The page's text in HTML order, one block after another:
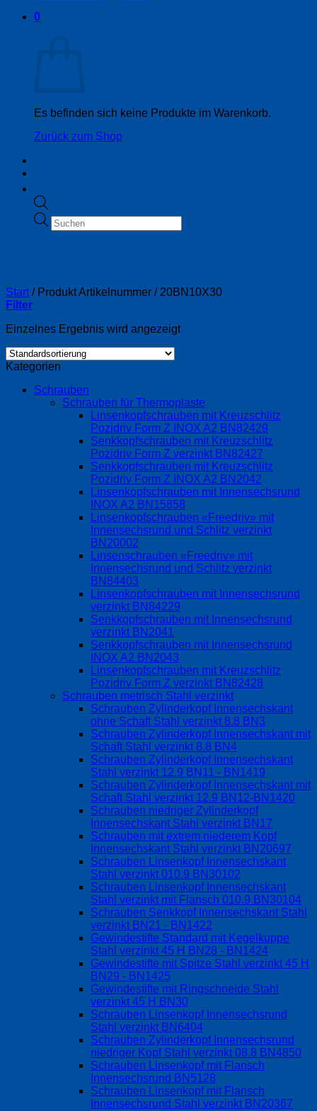
0
Es befinden sich keine Produkte im Warenkorb.
Zurück zum Shop
Products
search
Start /Produkt Artikelnummer /20BN10X30
Filter
Einzelnes Ergebnis wird angezeigt
Kategorien
Schrauben
Schrauben für Thermoplaste
Linsenkopfschrauben mit Kreuzschlitz
Pozidriv Form Z INOX A2 BN82429
Senkkopfschrauben mit Kreuzschlitz
Pozidriv Form Z verzinkt BN82427
Senkkopfschrauben mit Kreuzschlitz
Pozidriv Form Z INOX A2 BN2042
Linsenkopfschrauben mit Innensechsrund
INOX A2 BN15858
Linsenkopfschrauben «Freedriv» mit
Innensechsrund und Schlitz verzinkt
BN20002
Linsenschrauben «Freedriv» mit
Innensechsrund und Schlitz verzinkt
BN84403
Linsenkopfschrauben mit Innensechsrund
verzinkt BN84229
Senkkopfschrauben mit Innensechsrund
verzinkt BN2041
Senkkopfschrauben mit Innensechsrund
INOX A2 BN2043
Linsenkopfschrauben mit Kreuzschlitz
Pozidriv Form Z verzinkt BN82428
Schrauben metrisch Stahl verzinkt
Schrauben Zylinderkopf Innensechskant
ohne Schaft Stahl verzinkt 8.8 BN3
Schrauben Zylinderkopf Innensechskant mit
Schaft Stahl verzinkt 8.8 BN4
Schrauben Zylinderkopf Innensechskant
Stahl verzinkt 12.9 BN11 - BN1419
Schrauben Zylinderkopf Innensechskant mit
Schaft Stahl verzinkt 12.9 BN12-BN1420
Schrauben niedriger Zylinderkopf
Innensechskant Stahl verzinkt BN17
Schrauben mit extrem niederem Kopf
Innensechskant Stahl verzinkt BN20697
Schrauben Linsenkopf Innensechskant
Stahl verzinkt 010.9 BN30102
Schrauben Linsenkopf Innensechskant
Stahl verzinkt mit Flansch 010.9 BN30104
Schrauben Senkkopf Innensechskant Stahl
verzinkt BN21 - BN1422
Gewindestifte Standard mit Kegelkuppe
Stahl verzinkt 45 H BN28 - BN1424
Gewindestifte mit Spitze Stahl verzinkt 45 H
BN29 - BN1425
Gewindestifte mit Ringschneide Stahl
verzinkt 45 H BN30
Schrauben Linsenkopf Innensechsrund
Stahl verzinkt BN6404
Schrauben Zylinderkopf Innensechsrund
niedriger Kopf Stahl verzinkt 08.8 BN4850
Schrauben Linsenkopf mit Flansch
Innensechsrund BN5128
Schrauben Linsenkopf mit Flansch
Innensechsrund Stahl verzinkt BN20367